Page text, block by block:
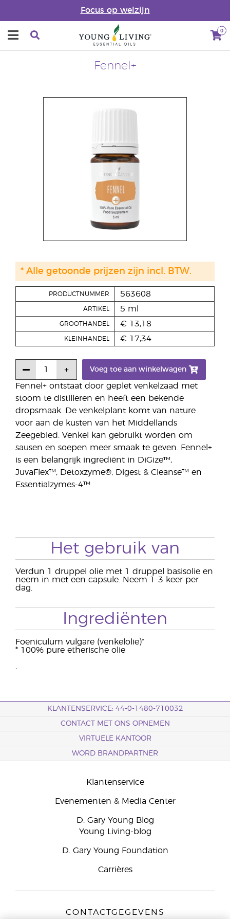
Focus op welzijn
0
Fennel+
Fennel+ ontstaat door geplet venkelzaad met
stoom te distilleren en heeft een bekende
dropsmaak. De venkelplant komt van nature
voor aan de kusten van het Middellands
Zeegebied. Venkel kan gebruikt worden om
sausen en soepen meer smaak te geven. Fennel+
is een belangrijk ingrediënt in DiGize™,
JuvaFlex™, Detoxzyme®, Digest & Cleanse™ en
Essentialzymes-4™
PRODUCTNUMMER 563608
ARTIKEL 5 ml
GROOTHANDEL € 13,18
KLEINHANDEL € 17,34
Voeg toe aan winkelwagen
* Alle getoonde prijzen zijn incl. BTW.
Het gebruik van
Verdun 1 druppel olie met 1 druppel basisolie en
neem in met een capsule. Neem 1-3 keer per
dag.
Ingrediënten
Foeniculum vulgare (venkelolie)*
* 100% pure etherische olie
KLANTENSERVICE: 44-0-1480-710032
CONTACT MET ONS OPNEMEN
VIRTUELE KANTOOR
WORD BRANDPARTNER
Klantenservice
Evenementen & Media Center
D. Gary Young Blog
Young Living-blog
D. Gary Young Foundation
Carrières
CONTACTGEGEVENS